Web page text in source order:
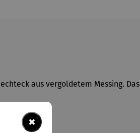
aus vergoldetem Messing.
×